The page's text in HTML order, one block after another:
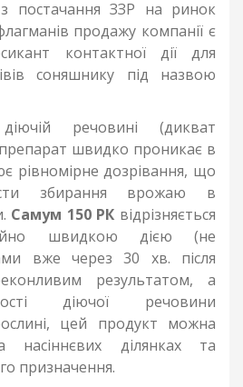
постачання ЗЗР на ринок
продажу компанії є
контактної дії для
соняшнику під назвою
речовині (дикват
швидко проникає в
рівномірне дозрівання, що
збирання врожаю в
Самум 150 РК відрізняється
швидкою дією (не
вже через 30 хв. після
результатом, а
діючої речовини
цей продукт можна
насіннєвих ділянках та
призначення.